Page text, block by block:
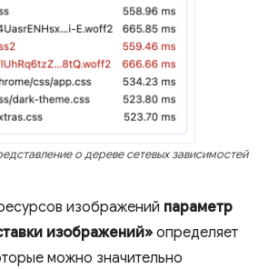
о дереве сетевых зависимостей
изображений параметр
изображений» определяет
можно значительно